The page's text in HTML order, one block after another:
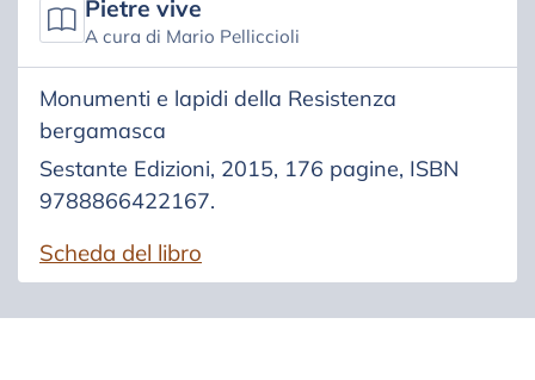
Pietre vive
A cura di Mario Pelliccioli
Monumenti e lapidi della Resistenza
bergamasca
Sestante Edizioni, 2015, 176 pagine, ISBN
9788866422167.
Scheda del libro